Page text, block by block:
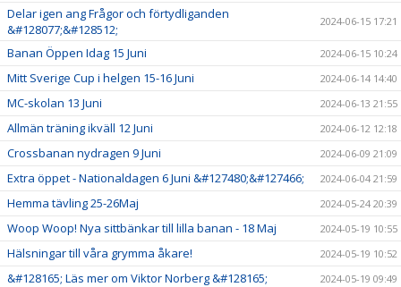
Delar igen ang Frågor och förtydliganden
&#128077;&#128512;
2024-06-15 17:21
Banan Öppen Idag 15 Juni 2024-06-15 10:24
Mitt Sverige Cup i helgen 15-16 Juni 2024-06-14 14:40
MC-skolan 13 Juni 2024-06-13 21:55
Allmän träning ikväll 12 Juni 2024-06-12 12:18
Crossbanan nydragen 9 Juni 2024-06-09 21:09
Extra öppet - Nationaldagen 6 Juni &#127480;&#127466; 2024-06-04 21:59
Hemma tävling 25-26Maj 2024-05-24 20:39
Woop Woop! Nya sittbänkar till lilla banan - 18 Maj 2024-05-19 10:55
Hälsningar till våra grymma åkare! 2024-05-19 10:52
&#128165; Läs mer om Viktor Norberg &#128165; 2024-05-19 09:49